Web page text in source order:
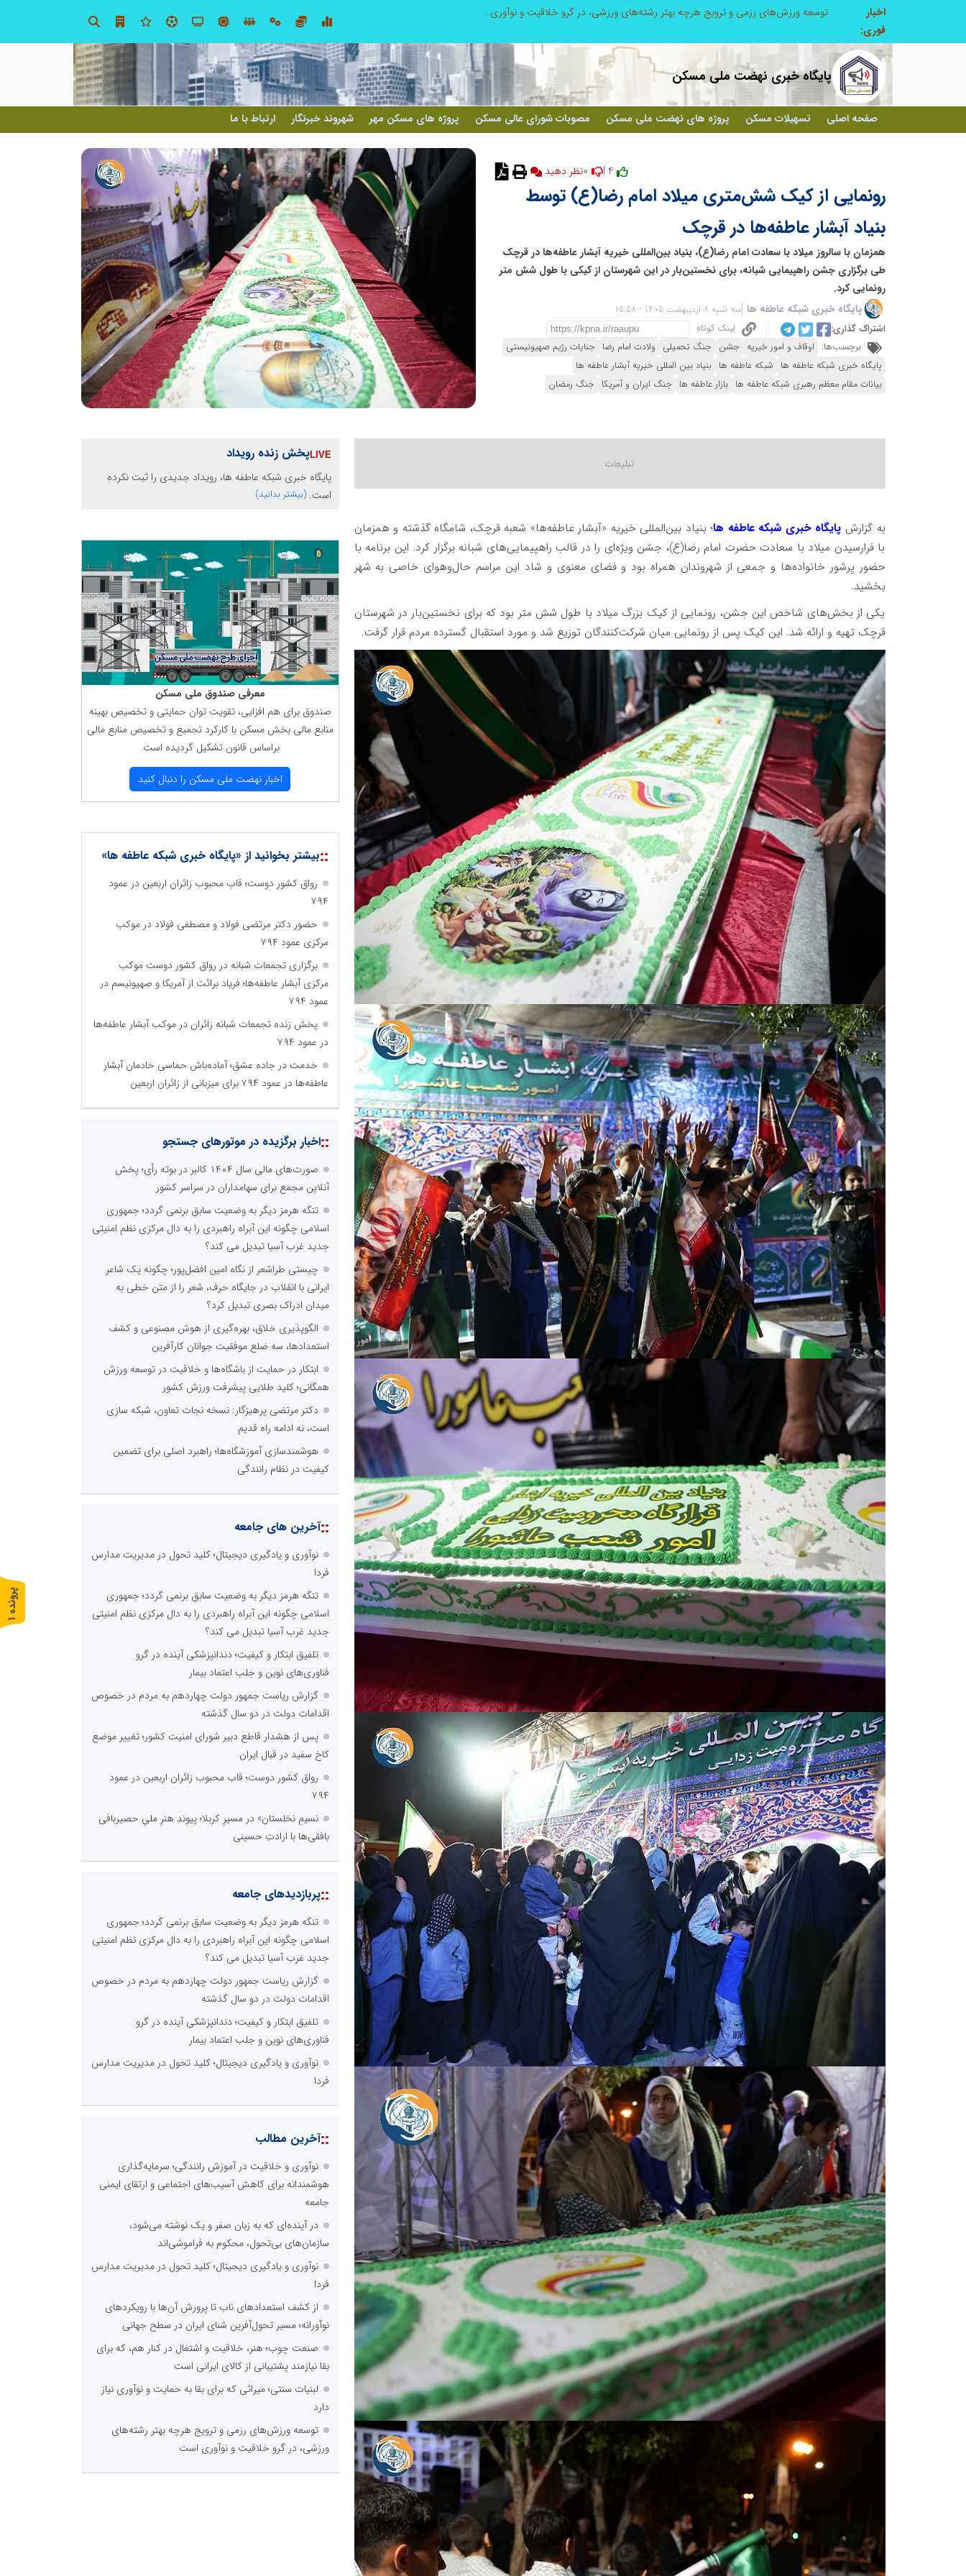
اخبار
فوری:
توسعه ورزش‌های رزمی و ترویج هرچه بهتر رشته‌های ورزشی، در گرو خلاقیت و نوآوری است نوآوری و یادگیری دیجیتال؛
پایگاه خبری نهضت ملی مسکن
صفحه اصلی تسهیلات مسکن پروژه های نهضت ملی مسکن مصوبات شورای عالی مسکن پروژه های مسکن مهر شهروند خبرنگار ارتباط با ما
نظر دهید
رونمایی از کیک شش‌متری میلاد امام رضا(ع) توسط
بنیاد آبشار عاطفه‌ها در قرچک
همزمان با سالروز میلاد با سعادت امام رضا(ع)، بنیاد بین‌المللی خیریه آبشار عاطفه‌ها در قرچک
طی برگزاری جشن راهپیمایی شبانه، برای نخستین‌بار در این شهرستان از کیکی با طول شش متر
رونمایی کرد.
پایگاه خبری شبکه عاطفه ها سه شنبه 8 اردیبهشت 1405 - 15:58
اشتراک گذاری:
لینک کوتاه
برچسب‌ها: اوقاف و امور خیریه جشن جنگ تحمیلی ولادت امام رضا جنایات رژیم صهیونیستی
پایگاه خبری شبکه عاطفه ها شبکه عاطفه ها بنیاد بین المللی خیریه آبشار عاطفه ها
بیانات مقام معظم رهبری شبکه عاطفه ها بازار عاطفه ها جنگ ایران و آمریکا جنگ رمضان
به گزارش پایگاه خبری شبکه عاطفه ها؛ بنیاد بین‌المللی خیریه «آبشار عاطفه‌ها» شعبه قرچک، شامگاه گذشته و همزمان
با فرارسیدن میلاد با سعادت حضرت امام رضا(ع)، جشن ویژه‌ای را در قالب راهپیمایی‌های شبانه برگزار کرد. این برنامه با
حضور پرشور خانواده‌ها و جمعی از شهروندان همراه بود و فضای معنوی و شاد این مراسم حال‌وهوای خاصی به شهر
بخشید.
یکی از بخش‌های شاخص این جشن، رونمایی از کیک بزرگ میلاد با طول شش متر بود که برای نخستین‌بار در شهرستان
قرچک تهیه و ارائه شد. این کیک پس از رونمایی میان شرکت‌کنندگان توزیع شد و مورد استقبال گسترده مردم قرار گرفت.
پخش زنده رویداد
پایگاه خبری شبکه عاطفه ها، رویداد جدیدی را ثبت نکرده
است. (بیشتر بدانید)
معرفی صندوق ملی مسكن
صندوق برای هم افزایی، تقویت توان حمایتی و تخصیص بهینه
منابع مالی بخش مسكن با كاركرد تجمیع و تخصیص منابع مالی
براساس قانون تشكیل گردیده است.
اخبار نهضت ملی مسكن را دنبال كنید
::بیشتر بخوانید از «پایگاه خبری شبکه عاطفه ها»
رواق کشور دوست؛ قاب محبوب زائران اربعین در عمود
۷۹۴
حضور دکتر مرتضی فولاد و مصطفی فولاد در موکب
مرکزی عمود ۷۹۴
برگزاری تجمعات شبانه در رواق کشور دوست موکب
مرکزی آبشار عاطفه‌ها؛ فریاد برائت از آمریکا و صهیونیسم در
عمود ۷۹۴
پخش زنده تجمعات شبانه زائران در موکب آبشار عاطفه‌ها
در عمود ۷۹۴
خدمت در جاده عشق؛ آماده‌باش حماسی خادمان آبشار
عاطفه‌ها در عمود ۷۹۴ برای میزبانی از زائران اربعین
::اخبار برگزیده در موتورهای جستجو
صورت‌های مالی سال ۱۴۰۴ کالبر در بوته رأی؛ پخش
آنلاین مجمع برای سهامداران در سراسر کشور
تنگه هرمز دیگر به وضعیت سابق برنمی گردد؛ جمهوری
اسلامی چگونه این آبراه راهبردی را به دال مرکزی نظم امنیتی
جدید غرب آسیا تبدیل می کند؟
چیستی طراشعر از نگاه امین افضل‌پور؛ چگونه یک شاعر
ایرانی با انقلاب در جایگاه حرف، شعر را از متن خطی به
میدان ادراک بصری تبدیل کرد؟
الگوپذیری خلاق، بهره‌گیری از هوش مصنوعی و کشف
استعدادها، سه ضلع موفقیت جوانان کارآفرین
ابتکار در حمایت از باشگاه‌ها و خلاقیت در توسعه ورزش
همگانی؛ کلید طلایی پیشرفت ورزش کشور
دکتر مرتضی پرهیزگار: نسخه نجات تعاون، شبکه سازی
است، نه ادامه راه قدیم
هوشمندسازی آموزشگاه‌ها؛ راهبرد اصلی برای تضمین
کیفیت در نظام رانندگی
::آخرین های جامعه
نوآوری و یادگیری دیجیتال؛ کلید تحول در مدیریت مدارس
فردا
تنگه هرمز دیگر به وضعیت سابق برنمی گردد؛ جمهوری
اسلامی چگونه این آبراه راهبردی را به دال مرکزی نظم امنیتی
جدید غرب آسیا تبدیل می کند؟
تلفیق ابتکار و کیفیت؛ دندانپزشکی آینده در گرو
فناوری‌های نوین و جلب اعتماد بیمار
گزارش ریاست جمهور دولت چهاردهم به مردم در خصوص
اقدامات دولت در دو سال گذشته
پس از هشدار قاطع دبیر شورای امنیت کشور؛ تغییر موضع
کاخ سفید در قبال ایران
رواق کشور دوست؛ قاب محبوب زائران اربعین در عمود
۷۹۴
نسیمِ نخلستان» در مسیرِ کربلا؛ پیوندِ هنرِ ملیِ حصیربافی
بافقی‌ها با ارادتِ حسینی
::پربازدیدهای جامعه
تنگه هرمز دیگر به وضعیت سابق برنمی گردد؛ جمهوری
اسلامی چگونه این آبراه راهبردی را به دال مرکزی نظم امنیتی
جدید غرب آسیا تبدیل می کند؟
گزارش ریاست جمهور دولت چهاردهم به مردم در خصوص
اقدامات دولت در دو سال گذشته
تلفیق ابتکار و کیفیت؛ دندانپزشکی آینده در گرو
فناوری‌های نوین و جلب اعتماد بیمار
نوآوری و یادگیری دیجیتال؛ کلید تحول در مدیریت مدارس
فردا
::آخرین مطالب
نوآوری و خلاقیت در آموزش رانندگی؛ سرمایه‌گذاری
هوشمندانه برای کاهش آسیب‌های اجتماعی و ارتقای ایمنی
جامعه
در آینده‌ای که به زبان صفر و یک نوشته می‌شود،
سازمان‌های بی‌تحول، محکوم به فراموشی‌اند
نوآوری و یادگیری دیجیتال؛ کلید تحول در مدیریت مدارس
فردا
از کشف استعدادهای ناب تا پرورش آن‌ها با رویکردهای
نوآورانه؛ مسیر تحول‌آفرین شنای ایران در سطح جهانی
صنعت چوب؛ هنر، خلاقیت و اشتغال در کنار هم، که برای
بقا نیازمند پشتیبانی از کالای ایرانی است
لبنیات سنتی؛ میراثی که برای بقا به حمایت و نوآوری نیاز
دارد
توسعه ورزش‌های رزمی و ترویج هرچه بهتر رشته‌های
ورزشی، در گرو خلاقیت و نوآوری است
پ
ر
و
ن
د
ه
1